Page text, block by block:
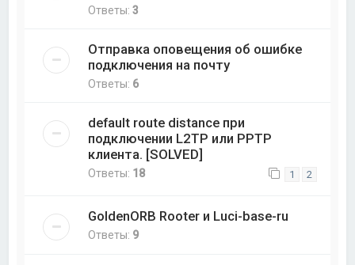
Ответы:3
Отправка оповещения об ошибке
подключения на почту
Ответы: 6
default route distance при
подключении L2TP или PPTP
клиента. [SOLVED]
Ответы: 18 1 2
GoldenORB Rooter и Luci-base-ru
Ответы: 9